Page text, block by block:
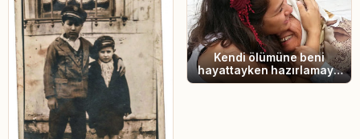
Kendi ölümüne beni
hayattayken hazırlamaya
çalıştı